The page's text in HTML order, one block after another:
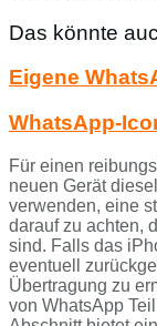
Das könnte
Eigene
WhatsApp-
Für einen
neuen Gerät
verwenden, eine
darauf zu achten,
sind. Falls das
eventuell
Übertragung zu
von WhatsApp